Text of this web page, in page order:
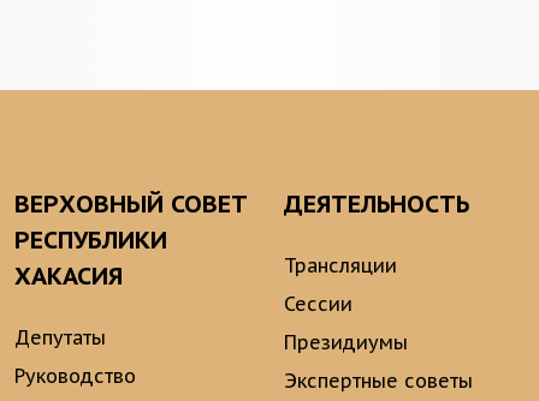
ВЕРХОВНЫЙ СОВЕТ
РЕСПУБЛИКИ
ХАКАСИЯ
Депутаты
Руководство
ДЕЯТЕЛЬНОСТЬ
Трансляции
Сессии
Президиумы
Экспертные советы